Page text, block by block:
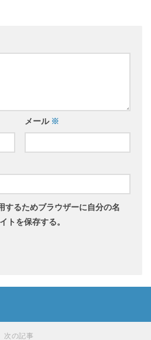
メール ※
するためブラウザーに自分の名
トを保存する。
次の記事